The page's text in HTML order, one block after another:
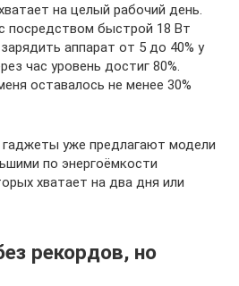
на целый рабочий день.
посредством быстрой 18 Вт
аппарат от 5 до 40% у
час уровень достиг 80%.
оставалось не менее 30%
уже предлагают модели
по энергоёмкости
хватает на два дня или
рекордов, но